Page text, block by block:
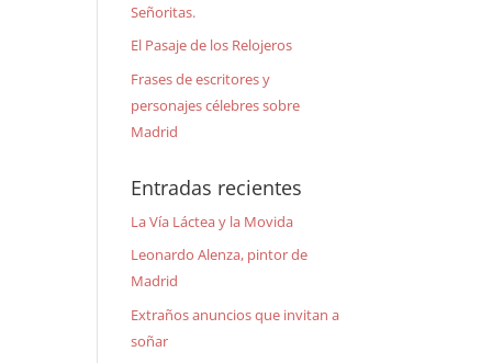
Señoritas.
El Pasaje de los Relojeros
Frases de escritores y
personajes célebres sobre
Madrid
Entradas recientes
La Vía Láctea y la Movida
Leonardo Alenza, pintor de
Madrid
Extraños anuncios que invitan a
soñar